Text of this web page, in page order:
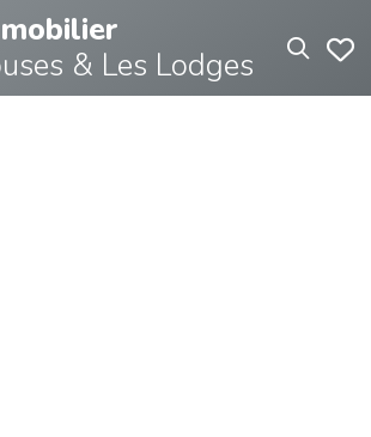
& Les Lodges